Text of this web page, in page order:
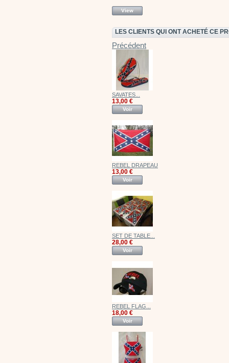
View
LES CLIENTS QUI ONT ACHETÉ CE
Précédent
SAVATES...
13,00 €
Voir
REBEL DRAPEAU
13,00 €
Voir
SET DE TABLE...
28,00 €
Voir
REBEL FLAG...
18,00 €
Voir